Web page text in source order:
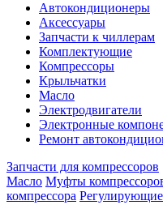
Автокондиционеры
Аксессуары
Запчасти к чиллерам
Комплектующие
Компрессоры
Крыльчатки
Масло
Электродвигатели
Электронные
Ремонт
Запчасти для компрессоров
Масло Муфты
компрессора